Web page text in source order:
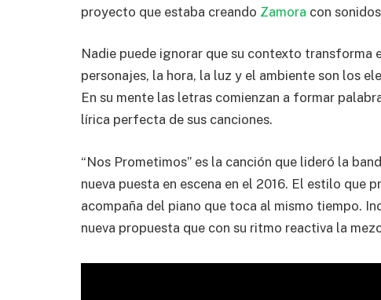
proyecto que estaba creando Zamora con
Nadie puede ignorar que su contexto transforma
personajes, la hora, la luz y el ambiente son los
En su mente las letras comienzan a formar
lírica perfecta de sus canciones.
“Nos Prometimos” es la canción que lideró la
nueva puesta en escena en el 2016. El estilo que
acompaña del piano que toca al mismo tiempo.
nueva propuesta que con su ritmo reactiva la